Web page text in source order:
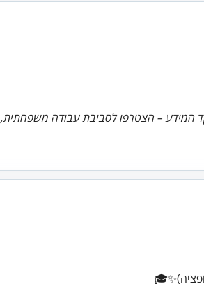
המידע – הצטרפו לסביבת עבודה משפחתית,